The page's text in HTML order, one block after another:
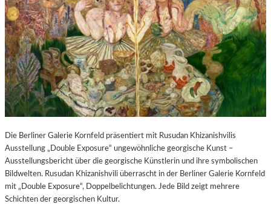
Die Berliner Galerie Kornfeld präsentiert mit Rusudan Khizanishvilis
Ausstellung „Double Exposure“ ungewöhnliche georgische Kunst –
Ausstellungsbericht über die georgische Künstlerin und ihre symbolischen
Bildwelten. Rusudan Khizanishvili überrascht in der Berliner Galerie Kornfeld
mit „Double Exposure“, Doppelbelichtungen. Jede Bild zeigt mehrere
Schichten der georgischen Kultur.